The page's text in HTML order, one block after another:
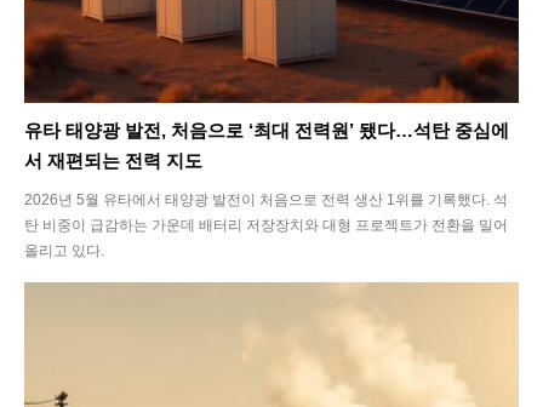
유타 태양광 발전, 처음으로 ‘최대 전력원’ 됐다…석탄 중심에
서 재편되는 전력 지도
2026년 5월 유타에서 태양광 발전이 처음으로 전력 생산 1위를 기록했다. 석
탄 비중이 급감하는 가운데 배터리 저장장치와 대형 프로젝트가 전환을 밀어
올리고 있다.